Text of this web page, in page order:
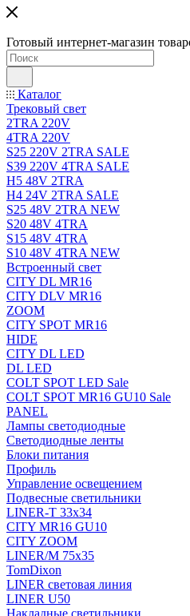
Готовый интернет-магазин
Каталог
Трековый свет
2TRA 220V
4TRA 220V
S25 220V 2TRA SALE
S39 220V 4TRA SALE
H5 48V 2TRA
H4 24V 2TRA SALE
S25 48V 2TRA NEW
S20 48V 4TRA
S15 48V 4TRA
S10 48V 4TRA NEW
Встроенный свет
CITY DL MR16
CITY DLV MR16
ZOOM
CITY SPOT MR16
HIDE
CITY DL LED
DL LED
COLT SPOT LED Sale
COLT SPOT MR16 GU10 Sale
PANEL
Лампы светодиодные
Светодиодные ленты
Блоки питания
Профиль
Управление освещением
Подвесные светильники
LINER-T 33x34
CITY MR16 GU10
CITY ZOOM
LINER/M 75х35
TomDixon
LINER световая линия
LINER U50
Накладные светильники